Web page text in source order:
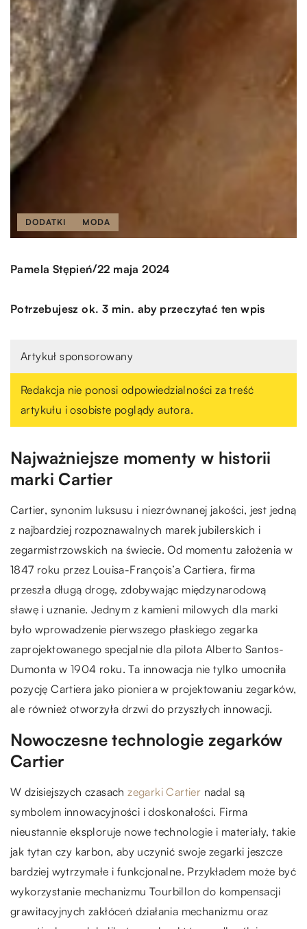
DODATKI MODA
Pamela Stępień/22 maja 2024
Potrzebujesz ok. 3 min. aby przeczytać ten wpis
Artykuł sponsorowany
Redakcja nie ponosi odpowiedzialności za treść
artykułu i osobiste poglądy autora.
Najważniejsze momenty w historii
marki Cartier
Cartier, synonim luksusu i niezrównanej jakości, jest jedną
z najbardziej rozpoznawalnych marek jubilerskich i
zegarmistrzowskich na świecie. Od momentu założenia w
1847 roku przez Louisa-François’a Cartiera, firma
przeszła długą drogę, zdobywając międzynarodową
sławę i uznanie. Jednym z kamieni milowych dla marki
było wprowadzenie pierwszego płaskiego zegarka
zaprojektowanego specjalnie dla pilota Alberto Santos-
Dumonta w 1904 roku. Ta innowacja nie tylko umocniła
pozycję Cartiera jako pioniera w projektowaniu zegarków,
ale również otworzyła drzwi do przyszłych innowacji.
Nowoczesne technologie zegarków
Cartier
W dzisiejszych czasachzegarki Cartier nadal są
symbolem innowacyjności i doskonałości. Firma
nieustannie eksploruje nowe technologie i materiały, takie
jak tytan czy karbon, aby uczynić swoje zegarki jeszcze
bardziej wytrzymałe i funkcjonalne. Przykładem może być
wykorzystanie mechanizmu Tourbillon do kompensacji
grawitacyjnych zakłóceń działania mechanizmu oraz